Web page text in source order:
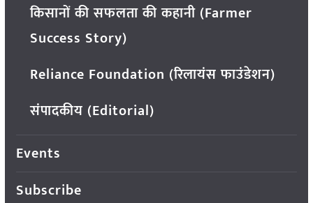
किसानों की सफलता की कहानी (Farmer
Success Story)
Reliance Foundation (रिलायंस फाउंडेशन)
संपादकीय (Editorial)
Events
Subscribe